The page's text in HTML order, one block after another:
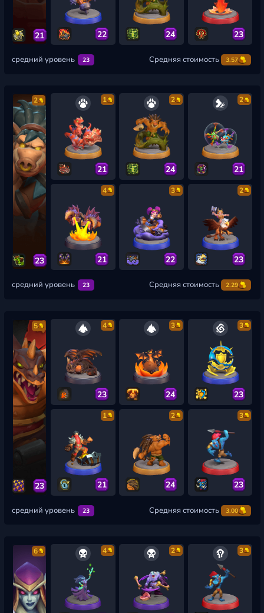
21 22 24 23
средний уровень 23 Средняя стоимость 3.57
2
23
1
21
2
24
2
21
4
21
3
22
2
23
средний уровень 23 Средняя стоимость 2.29
5
23
4
23
3
24
3
23
1
21
2
24
3
23
средний уровень 23 Средняя стоимость 3.00
6 4 2 3